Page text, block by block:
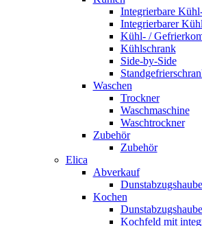
Integrierbare
Integrierbarer
Kühl- /
Kühlschrank
Side-by-Side
Waschen
Trockner
Waschmaschine
Waschtrockner
Zubehör
Zubehör
Elica
Abverkauf
Dunstabzugshaube
Kochen
Dunstabzugshaube
Kochfeld mit